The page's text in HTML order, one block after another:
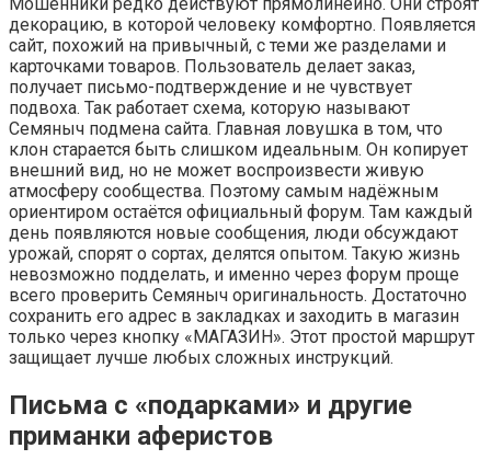
декорацию, в которой человеку комфортно. Появляется
сайт, похожий на привычный, с теми же разделами и
карточками товаров. Пользователь делает заказ,
получает письмо-подтверждение и не чувствует
подвоха. Так работает схема, которую называют
Семяныч подмена сайта. Главная ловушка в том, что
клон старается быть слишком идеальным. Он копирует
внешний вид, но не может воспроизвести живую
атмосферу сообщества. Поэтому самым надёжным
ориентиром остаётся официальный форум. Там каждый
день появляются новые сообщения, люди обсуждают
урожай, спорят о сортах, делятся опытом. Такую жизнь
невозможно подделать, и именно через форум проще
всего проверить Семяныч оригинальность. Достаточно
сохранить его адрес в закладках и заходить в магазин
только через кнопку «МАГАЗИН». Этот простой маршрут
защищает лучше любых сложных инструкций.
Письма с «подарками» и другие
приманки аферистов